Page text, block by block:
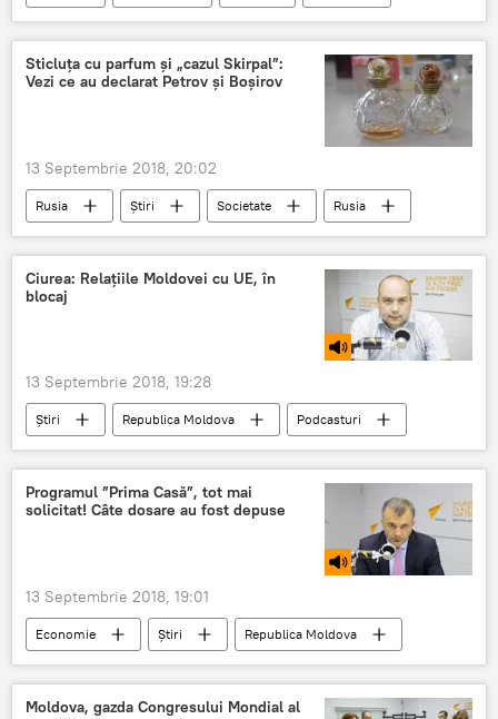
pisici
caini
Sticluța cu parfum și „cazul Skirpal”:
Vezi ce au declarat Petrov și Boșirov
13 Septembrie 2018, 20:02
Rusia Știri Societate
Rusia
Anglia
Alexandr Petrov
Ruslan Bosirov
Sputnik
femei
declaratii
Ciurea: Relațiile Moldovei cu UE, în
blocaj
13 Septembrie 2018, 19:28
Știri Republica Moldova
Podcasturi
Politică
Podcasturi
Chisinau
Moldova
Corneliu Ciurea
Acordul de asociere RM-UE
regres
Programul ”Prima Casă”, tot mai
solicitat! Câte dosare au fost depuse
13 Septembrie 2018, 19:01
Economie Știri
Republica Moldova
Podcasturi
Societate
Podcasturi
Ion Chicu
bani
credit
Moldova, gazda Congresului Mondial al